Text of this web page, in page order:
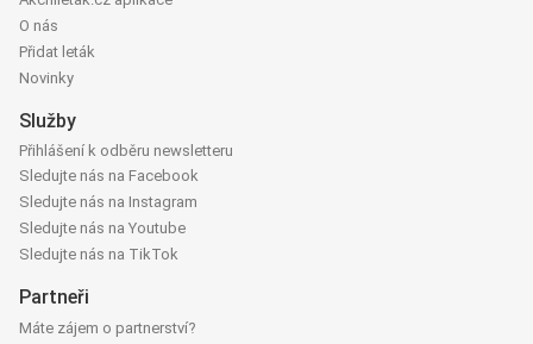
O nás
Přidat leták
Novinky
Služby
Přihlášení k odběru newsletteru
Sledujte nás na Facebook
Sledujte nás na Instagram
Sledujte nás na Youtube
Sledujte nás na TikTok
Partneři
Máte zájem o partnerství?